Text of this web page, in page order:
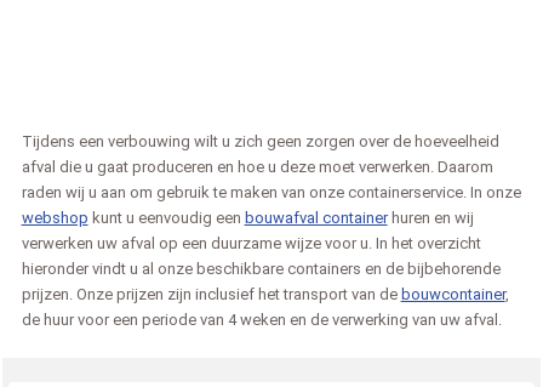
Tijdens een verbouwing wilt u zich geen zorgen over de hoeveelheid
afval die u gaat produceren en hoe u deze moet verwerken. Daarom
raden wij u aan om gebruik te maken van onze containerservice. In onze
webshop kunt u eenvoudig een bouwafval containerhuren en wij
verwerken uw afval op een duurzame wijze voor u. In het overzicht
hieronder vindt u al onze beschikbare containers en de bijbehorende
prijzen. Onze prijzen zijn inclusief het transport van de bouwcontainer,
de huur voor een periode van 4 weken en de verwerking van uw afval.